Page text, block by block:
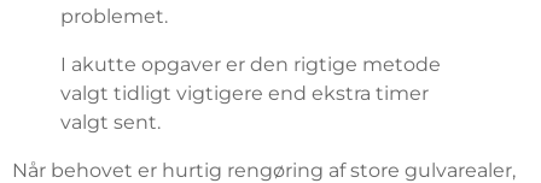
problemet.
I akutte opgaver er den rigtige metode
valgt tidligt vigtigere end ekstra timer
valgt sent.
Når behovet er hurtig rengøring af store gulvarealer,